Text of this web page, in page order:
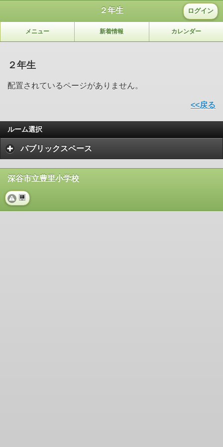
２年生 ログイン
メニュー 新着情報 カレンダー
２年生
配置されているページがありません。
<<戻る
ルーム選択
パブリックスペース
深谷市立豊里小学校